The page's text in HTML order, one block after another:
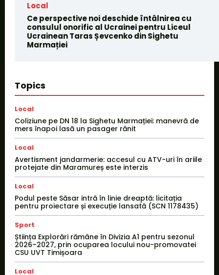
Local
Ce perspective noi deschide întâlnirea cu
consulul onorific al Ucrainei pentru Liceul
Ucrainean Taras Șevcenko din Sighetu
Marmației
Topics
Local
Coliziune pe DN 18 la Sighetu Marmației: manevră de
mers înapoi lasă un pasager rănit
Local
Avertisment jandarmerie: accesul cu ATV-uri în ariile
protejate din Maramureș este interzis
Local
Podul peste Săsar intră în linie dreaptă: licitația
pentru proiectare și execuție lansată (SCN 1178435)
Sport
Știința Explorări rămâne în Divizia A1 pentru sezonul
2026–2027, prin ocuparea locului nou-promovatei
CSU UVT Timișoara
Local